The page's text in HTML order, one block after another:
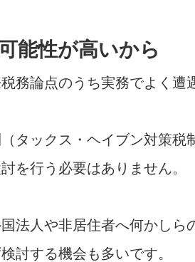
能性が高いから
務論点のうち実務でよく遭
タックス・ヘイブン対策税
を行う必要はありません。
法人や非居住者へ何かし
討する機会も多いです。